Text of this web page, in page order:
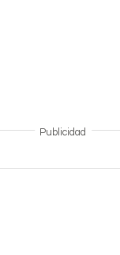
Publicidad